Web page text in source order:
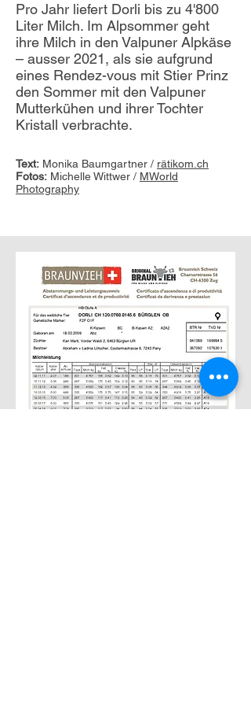
Pro Jahr liefert Dorli bis zu 4'800
Liter Milch. Im Alpsommer geht
ihre Milch in den Valpuner Alpkäse
– ausser 2021, als sie aufgrund
eines Rendez-vous mit Stier Prinz
den Sommer mit den Valpuner
Mutterkühen und ihrer Tochter
Kristall verbrachte.
Text: Monika Baumgartner / rätikom.ch
Fotos: Michelle Wittwer / MWorld
Photography